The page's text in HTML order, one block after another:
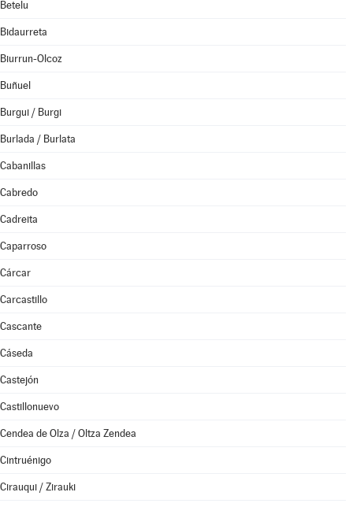
Betelu
Bidaurreta
Biurrun-Olcoz
Buñuel
Burgui / Burgi
Burlada / Burlata
Cabanillas
Cabredo
Cadreita
Caparroso
Cárcar
Carcastillo
Cascante
Cáseda
Castejón
Castillonuevo
Cendea de Olza / Oltza Zendea
Cintruénigo
Cirauqui / Zirauki